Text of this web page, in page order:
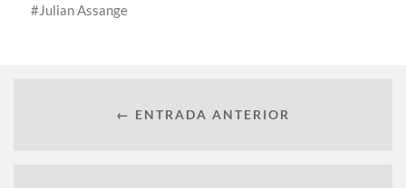
Julian Assange
← ENTRADA ANTERIOR